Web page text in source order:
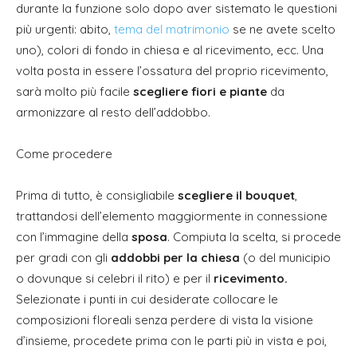
durante la funzione solo dopo aver sistemato le questioni
più urgenti: abito, tema del matrimonio se ne avete scelto
uno), colori di fondo in chiesa e al ricevimento, ecc. Una
volta posta in essere l’ossatura del proprio ricevimento,
sarà molto più facile scegliere fiori e piante da
armonizzare al resto dell’addobbo.
Come procedere
Prima di tutto, è consigliabile scegliere il bouquet,
trattandosi dell’elemento maggiormente in connessione
con l’immagine della sposa. Compiuta la scelta, si procede
per gradi con gli addobbi per la chiesa (o del municipio
o dovunque si celebri il rito) e per il ricevimento.
Selezionate i punti in cui desiderate collocare le
composizioni floreali senza perdere di vista la visione
d’insieme, procedete prima con le parti più in vista e poi,